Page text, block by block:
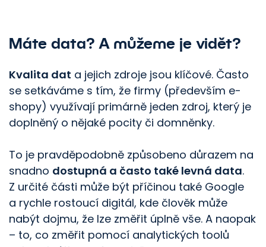
Máte data? A můžeme je vidět?
Kvalita dat a jejich zdroje jsou klíčové. Často
se setkáváme s tím, že firmy (především e-
shopy) využívají primárně jeden zdroj, který je
doplněný o nějaké pocity či domněnky.
To je pravděpodobně způsobeno důrazem na
snadno dostupná a často také levná data.
Z určité části může být příčinou také Google
a rychle rostoucí digitál, kde člověk může
nabýt dojmu, že lze změřit úplně vše. A naopak
– to, co změřit pomocí analytických toolů